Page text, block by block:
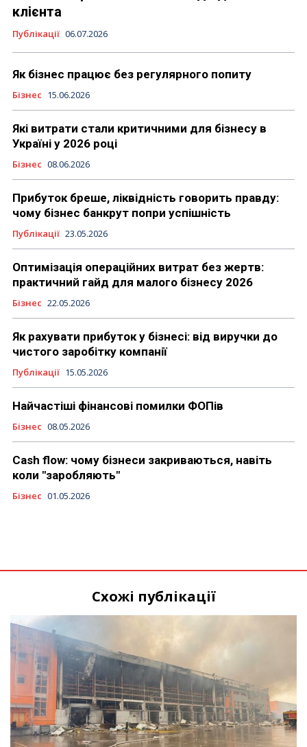
клієнта
Публікації 06.07.2026
Як бізнес працює без регулярного попиту
Бізнес 15.06.2026
Які витрати стали критичними для бізнесу в
Україні у 2026 році
Бізнес 08.06.2026
Прибуток бреше, ліквідність говорить правду:
чому бізнес банкрут попри успішність
Публікації 23.05.2026
Оптимізація операційних витрат без жертв:
практичний гайд для малого бізнесу 2026
Бізнес 22.05.2026
Як рахувати прибуток у бізнесі: від виручки до
чистого заробітку компанії
Публікації 15.05.2026
Найчастіші фінансові помилки ФОПів
Бізнес 08.05.2026
Cash flow: чому бізнеси закриваються, навіть
коли "заробляють"
Бізнес 01.05.2026
Схожі публікації